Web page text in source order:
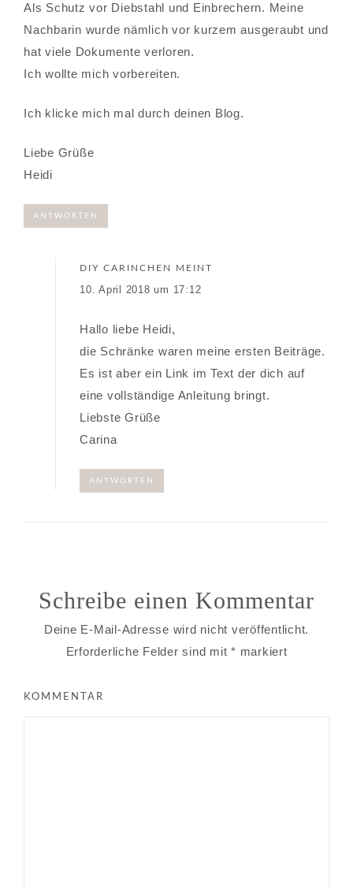
Als Schutz vor Diebstahl und Einbrechern. Meine
Nachbarin wurde nämlich vor kurzem ausgeraubt und
hat viele Dokumente verloren.
Ich wollte mich vorbereiten.
Ich klicke mich mal durch deinen Blog.
Liebe Grüße
Heidi
ANTWORTEN
DIY CARINCHEN MEINT
10. April 2018 um 17:12
Hallo liebe Heidi,
die Schränke waren meine ersten Beiträge.
Es ist aber ein Link im Text der dich auf
eine vollständige Anleitung bringt.
Liebste Grüße
Carina
ANTWORTEN
Schreibe einen Kommentar
Deine E-Mail-Adresse wird nicht veröffentlicht.
Erforderliche Felder sind mit * markiert
KOMMENTAR